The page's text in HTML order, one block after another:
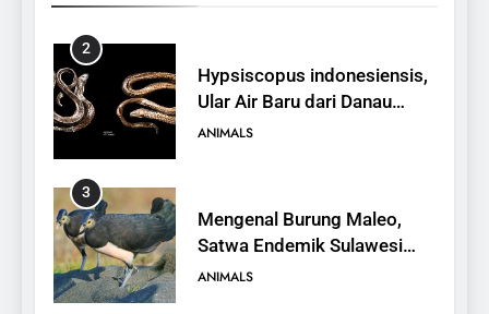
3
Mengenal Burung Maleo,
Satwa Endemik Sulawesi
yang Terancam Punah
ANIMALS
4
Mengenal Hewan Musang,
Karakteristik, Jenis, dan
Peran dalam Ekosistem
ANIMALS